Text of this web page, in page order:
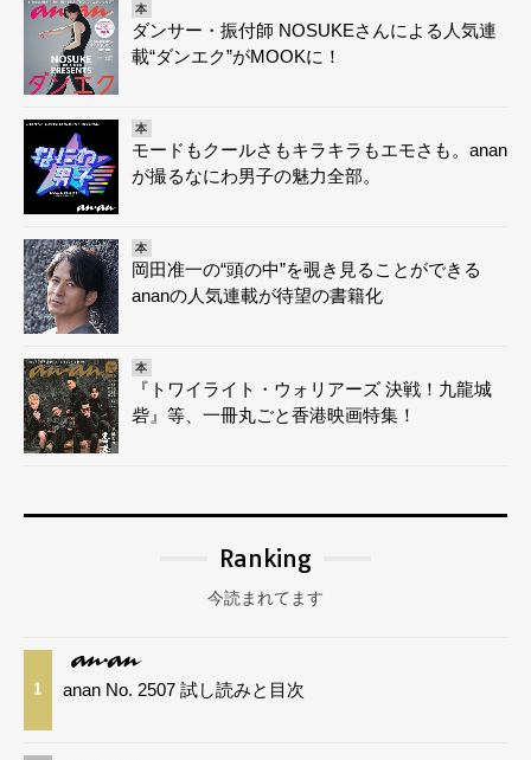
本
ダンサー・振付師 NOSUKEさんによる人気連
載“ダンエク”がMOOKに！
本
モードもクールさもキラキラもエモさも。anan
が撮るなにわ男子の魅力全部。
本
岡田准一の“頭の中”を覗き見ることができる
ananの人気連載が待望の書籍化
本
『トワイライト・ウォリアーズ 決戦！九龍城
砦』等、一冊丸ごと香港映画特集！
Ranking
今読まれてます
1 anan No. 2507 試し読みと目次